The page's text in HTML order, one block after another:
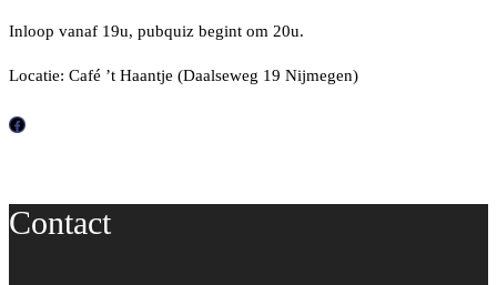
Inloop vanaf 19u, pubquiz begint om 20u.
Locatie: Café ’t Haantje (Daalseweg 19 Nijmegen)
F
e
Contact